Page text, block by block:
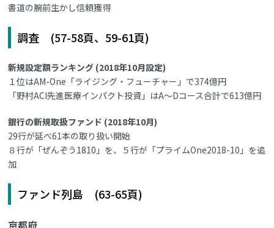
書道の腕前生かし信頼獲得
調査 (57-58頁、59-61頁)
新規設定額ランキング (2018年10月設定)
１位はAM-One「ライジング・フューチャー」で374億円
「野村ACI先進医療インパクト投資」はA～Dコース合計で613億円
銀行の新規取扱ファンド (2018年10月)
29行が延べ61本の取り扱い開始
８行が「ぜんぞう1810」を、５行が「プライムOne2018-10」を追
加
ファンド列島 (63-65頁)
京都府